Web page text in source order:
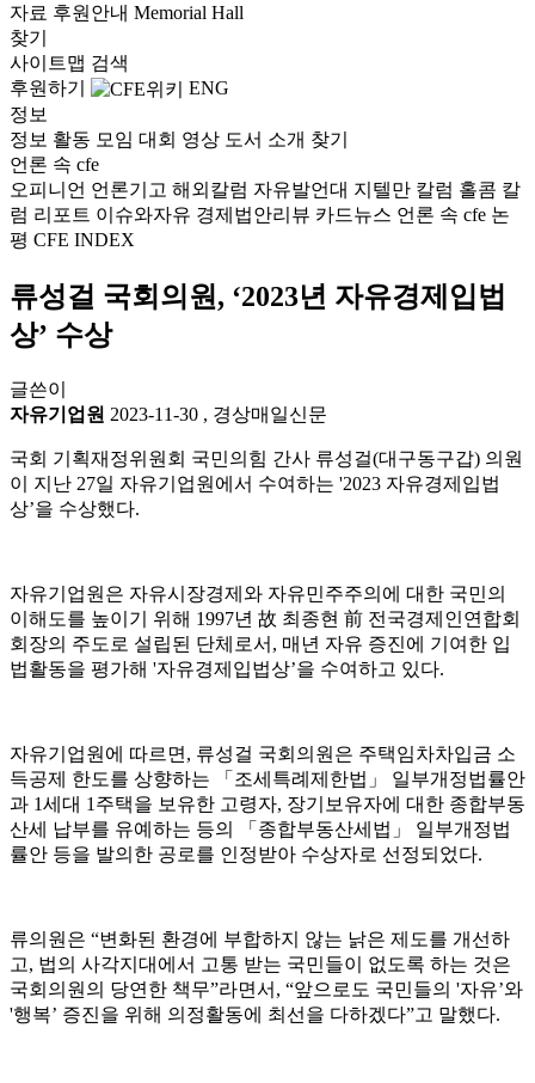
자료 후원안내 Memorial Hall
찾기
사이트맵 검색
후원하기
ENG
정보
정보 활동 모임 대회 영상 도서 소개 찾기
언론 속 cfe
오피니언 언론기고 해외칼럼 자유발언대 지텔만 칼럼 홀콤 칼
럼 리포트 이슈와자유 경제법안리뷰 카드뉴스 언론 속 cfe 논
평 CFE INDEX
류성걸 국회의원, ‘2023년 자유경제입법
상’ 수상
글쓴이
자유기업원 2023-11-30 , 경상매일신문
국회 기획재정위원회 국민의힘 간사 류성걸(대구동구갑) 의원
이 지난 27일 자유기업원에서 수여하는 '2023 자유경제입법
상’을 수상했다.
자유기업원은 자유시장경제와 자유민주주의에 대한 국민의
이해도를 높이기 위해 1997년 故 최종현 前 전국경제인연합회
회장의 주도로 설립된 단체로서, 매년 자유 증진에 기여한 입
법활동을 평가해 '자유경제입법상’을 수여하고 있다.
자유기업원에 따르면, 류성걸 국회의원은 주택임차차입금 소
득공제 한도를 상향하는 「조세특례제한법」 일부개정법률안
과 1세대 1주택을 보유한 고령자, 장기보유자에 대한 종합부동
산세 납부를 유예하는 등의 「종합부동산세법」 일부개정법
률안 등을 발의한 공로를 인정받아 수상자로 선정되었다.
류의원은 “변화된 환경에 부합하지 않는 낡은 제도를 개선하
고, 법의 사각지대에서 고통 받는 국민들이 없도록 하는 것은
국회의원의 당연한 책무”라면서, “앞으로도 국민들의 '자유’와
'행복’ 증진을 위해 의정활동에 최선을 다하겠다”고 말했다.